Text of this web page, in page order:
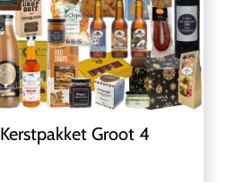
Kerstpakket Groot 4